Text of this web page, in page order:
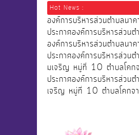
Hot News :
องค์การบริหารส่วนตำบลน
ประกาศองค์การบริหารส่ว
องค์การบริหารส่วนตำบลน
ประกาศองค์การบริหารส่วน
มเจริญ หมู่ที่ 10 ตำบลโคก
ประกาศองค์การบริหารส่วน
เจริญ หมู่ที่ 10 ตำบลโคกจ